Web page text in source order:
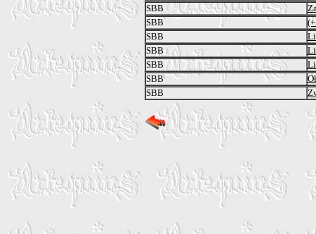
SBB
SBB
SBB
SBB
SBB
SBB
SBB